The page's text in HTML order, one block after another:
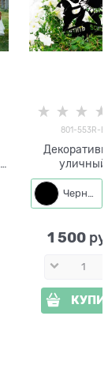
801-553R-B
уличный
светильник
сада
"Светить
28*2*45
Черный
1 500